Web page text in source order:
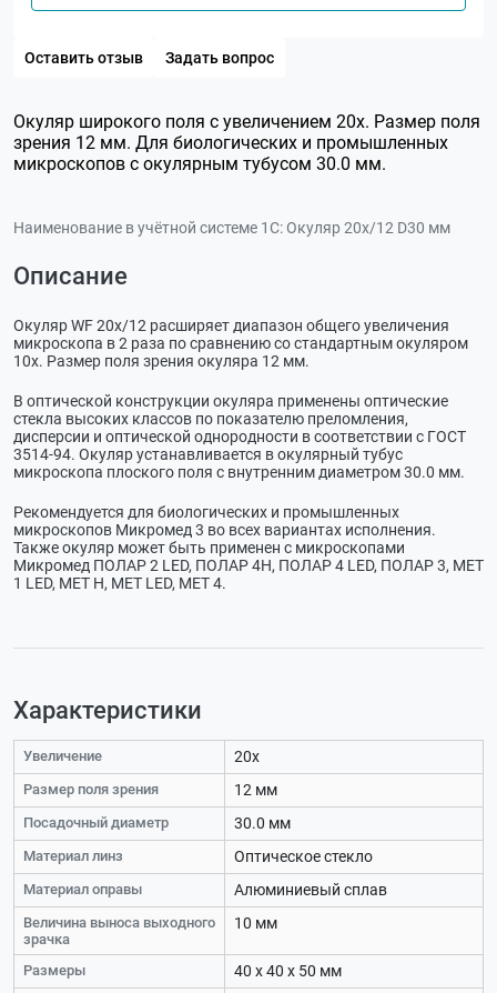
Оставить отзыв Задать вопрос
Окуляр широкого поля с увеличением 20х. Размер поля
зрения 12 мм. Для биологических и промышленных
микроскопов с окулярным тубусом 30.0 мм.
Наименование в учётной системе 1С:Окуляр 20х/12 D30 мм
Описание
Окуляр WF 20x/12 расширяет диапазон общего увеличения
микроскопа в 2 раза по сравнению со стандартным окуляром
10х. Размер поля зрения окуляра 12 мм.
В оптической конструкции окуляра применены оптические
стекла высоких классов по показателю преломления,
дисперсии и оптической однородности в соответствии с ГОСТ
3514-94. Окуляр устанавливается в окулярный тубус
микроскопа плоского поля с внутренним диаметром 30.0 мм.
Рекомендуется для биологических и промышленных
микроскопов Микромед 3 во всех вариантах исполнения.
Также окуляр может быть применен с микроскопами
Микромед ПОЛАР 2 LED, ПОЛАР 4H, ПОЛАР 4 LED, ПОЛАР 3, МЕТ
1 LED, МЕТ Н, МЕТ LED, МЕТ 4.
Характеристики
Увеличение 20х
Размер поля зрения 12 мм
Посадочный диаметр 30.0 мм
Материал линз Оптическое стекло
Материал оправы Алюминиевый сплав
Величина выноса выходного
зрачка
10 мм
Размеры 40 х 40 х 50 мм